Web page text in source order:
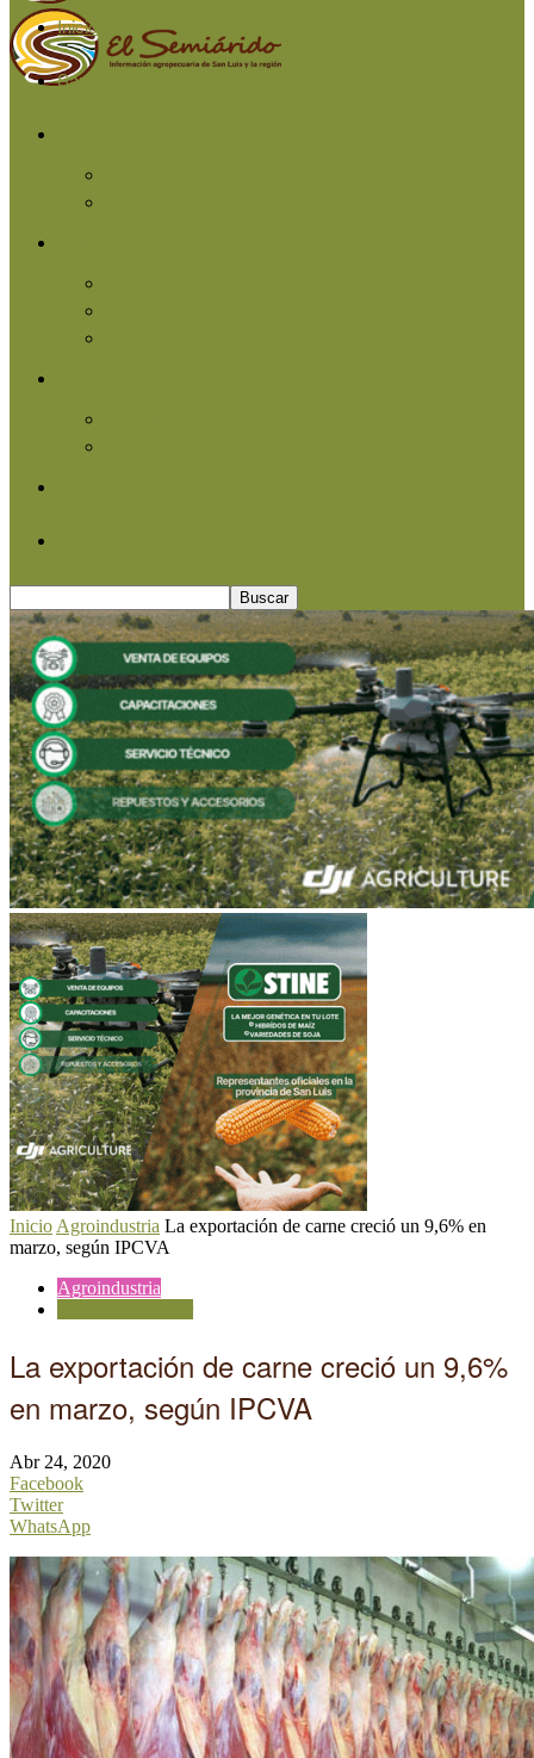
Inicio
San Luis
Inicio Agroindustria La exportación de carne creció un 9,6% en
marzo, según IPCVA
Agroindustria
La exportación de carne creció un 9,6%
en marzo, según IPCVA
Abr 24, 2020
Facebook
Twitter
WhatsApp